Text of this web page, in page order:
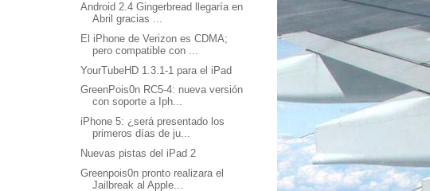
Android 2.4 Gingerbread llegaría en
Abril gracias ...
El iPhone de Verizon es CDMA;
pero compatible con ...
YourTubeHD 1.3.1-1 para el iPad
GreenPois0n RC5-4: nueva versión
con soporte a Iph...
iPhone 5: ¿será presentado los
primeros días de ju...
Nuevas pistas del iPad 2
Greenpois0n pronto realizara el
Jailbreak al Apple...